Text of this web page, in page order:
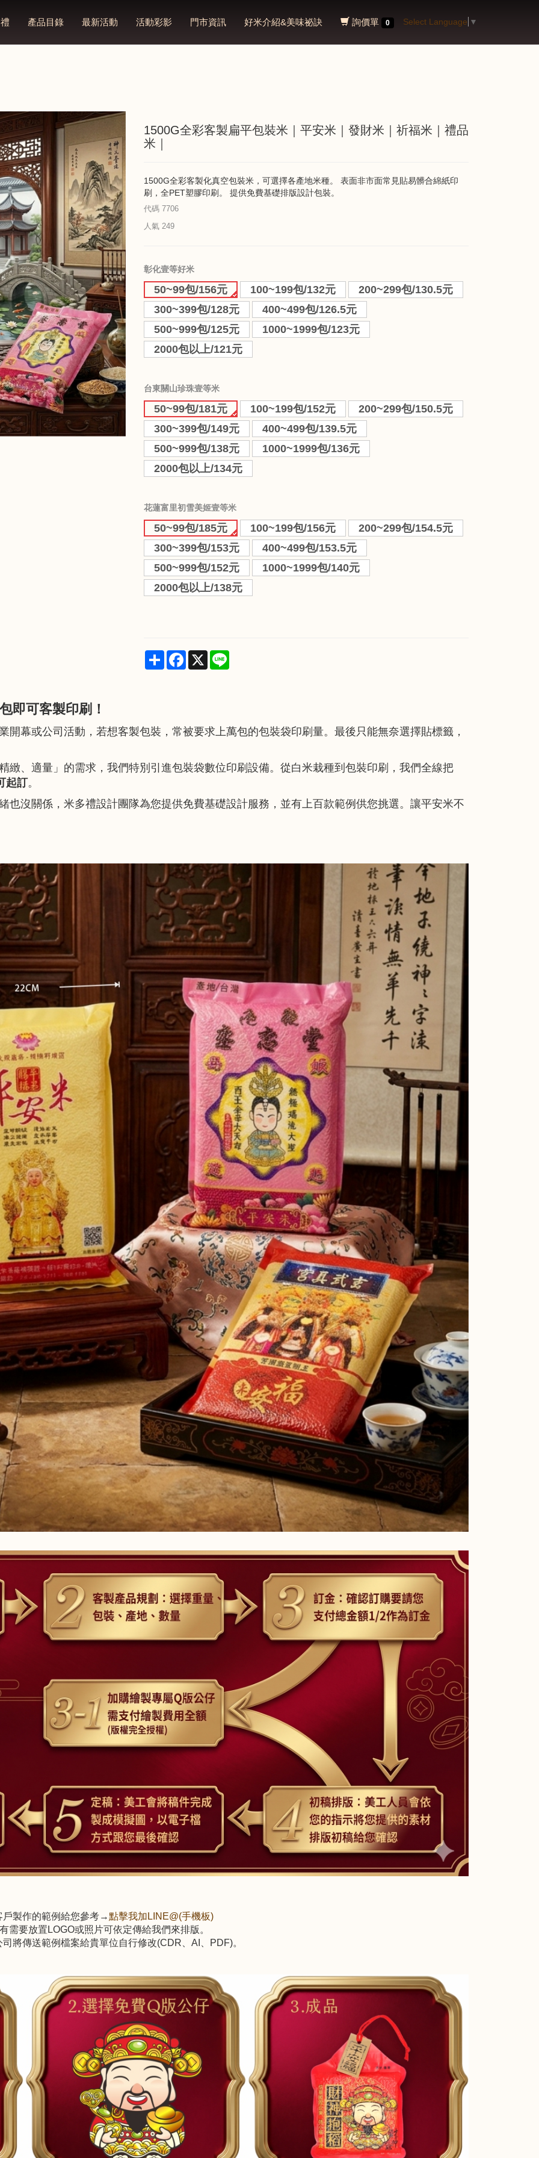
產品目錄 最新活動 活動彩影 門市資訊 好米介紹&美味祕訣 詢價單 0 Select Language ▼
1500G全彩客製扁平包裝米｜平安米｜發財米｜祈福米｜禮品
米｜
1500G全彩客製化真空包裝米，可選擇各產地米種。 表面非市面常見貼易髒合綿紙印
刷，全PET塑膠印刷。 提供免費基礎排版設計包裝。
代碼 7706
人氣 249
彰化壹等好米
50~99包/156元 100~199包/132元
200~299包/130.5元
300~399包/128元
400~499包/126.5元
500~999包/125元
1000~1999包/123元
2000包以上/121元
台東關山珍珠壹等米
50~99包/181元 100~199包/152元
200~299包/150.5元
300~399包/149元
400~499包/139.5元
500~999包/138元
1000~1999包/136元
2000包以上/134元
花蓮富里初雪美姬壹等米
50~99包/185元 100~199包/156元
200~299包/154.5元
300~399包/153元
400~499包/153.5元
500~999包/152元
1000~1999包/140元
2000包以上/138元
Share Facebook
X
即可客製印刷！
開幕或公司活動，若想客製包裝，常被要求上萬包的包裝袋印刷量。最後只能無奈選擇貼標籤，
緻、適量」的需求，我們特別引進包裝袋數位印刷設備。從白米栽種到包裝印刷，我們全線把
起訂。
也沒關係，米多禮設計團隊為您提供免費基礎設計服務，並有上百款範例供您挑選。讓平安米不
戶製作的範例給您參考→點擊我加LINE@(手機板)
要放置LOGO或照片可依定傳給我們來排版。
將傳送範例檔案給貴單位自行修改(CDR、AI、PDF)。